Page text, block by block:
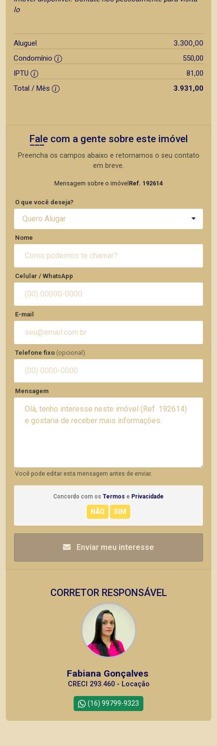
lo
Aluguel 3.300,00
Condomínio
550,00
IPTU
81,00
Total / Mês
3.931,00
Fale com a gente sobre este imóvel
Preencha os campos abaixo e retornamos o seu contato
em breve.
Mensagem sobre o imóvel Ref. 192614
O que você deseja?
Quero Alugar
Nome
Celular / WhatsApp
E-mail
Telefone fixo (opcional)
Mensagem
Você pode editar esta mensagem antes de enviar.
Concordo com os Termos e Privacidade
Enviar meu interesse
CORRETOR RESPONSÁVEL
Fabiana Gonçalves
CRECI 293.460 - Locação
(16) 99799-9323